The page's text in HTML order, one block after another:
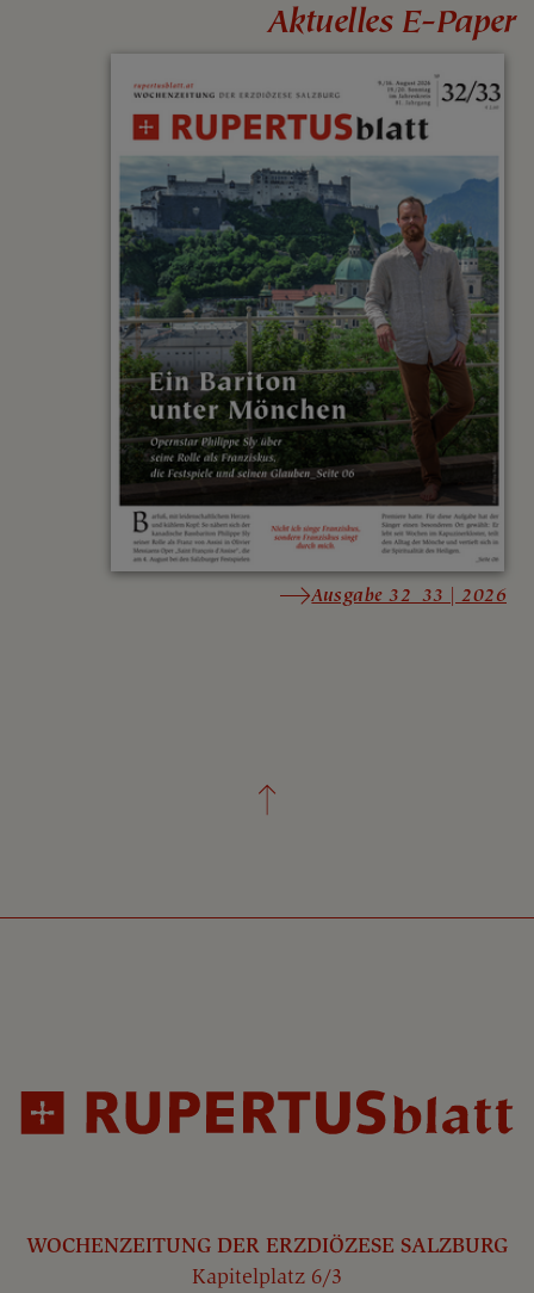
Aktuelles E-Paper
Ausgabe 32_33 | 2026
WOCHENZEITUNG DER ERZDIÖZESE SALZBURG
Kapitelplatz 6/3